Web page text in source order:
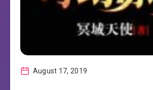
August 17, 2019